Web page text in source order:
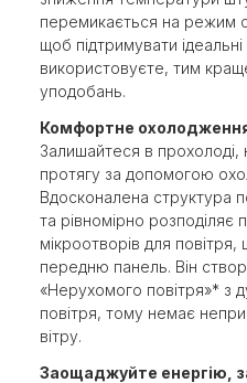
перемикається на режим
щоб підтримувати
використовуєте, тим
уподобань.
Комфортне
Залишайтеся в прохолоді,
протягу за допомогою
Вдосконалена структура
та рівномірно розподіляє
мікроотворів для
передню панель. Він
«Нерухомого повітря»* з
повітря, тому немає
вітру.
Заощаджуйте енергію,